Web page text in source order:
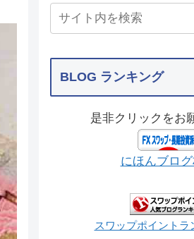
BLOG ランキング
是非クリックをお
にほんブロ
スワップポイントラ